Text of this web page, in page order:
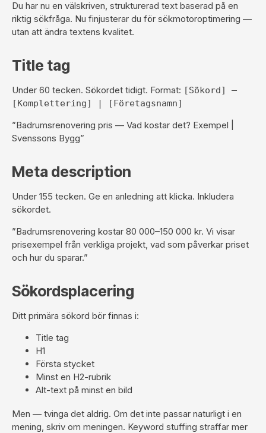
Du har nu en välskriven, strukturerad text baserad på en
riktig sökfråga. Nu finjusterar du för sökmotoroptimering —
utan att ändra textens kvalitet.
Title tag
Under 60 tecken. Sökordet tidigt. Format: [Sökord] —
[Komplettering] | [Företagsnamn]
”Badrumsrenovering pris — Vad kostar det? Exempel |
Svenssons Bygg”
Meta description
Under 155 tecken. Ge en anledning att klicka. Inkludera
sökordet.
”Badrumsrenovering kostar 80 000–150 000 kr. Vi visar
prisexempel från verkliga projekt, vad som påverkar priset
och hur du sparar.”
Sökordsplacering
Ditt primära sökord bör finnas i:
Title tag
H1
Första stycket
Minst en H2-rubrik
Alt-text på minst en bild
Men — tvinga det aldrig. Om det inte passar naturligt i en
mening, skriv om meningen. Keyword stuffing straffar mer